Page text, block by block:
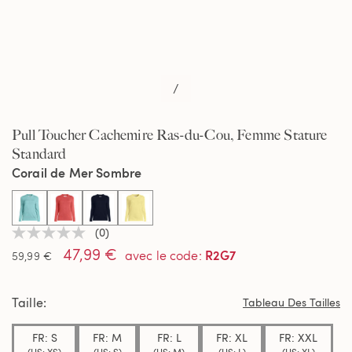
/
Pull Toucher Cachemire Ras-du-Cou, Femme Stature
Standard
Aucune
valeur
de
sur
même
page.
(0)
59,99 €
47,99 € avec le code: R2G7
Corail de Mer Sombre
selected
Taille Tableau Des Tailles
FR: S FR: M FR: L FR: XL FR: XXL